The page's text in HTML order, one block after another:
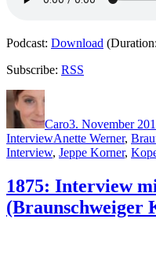
Podcast: Download
Subscribe: RSS
Autor
Caro3. November
InterviewSchlagwörter
Anette Werner,
Interview, Jeppe Korner,
1875: Interview
(Braunschweiger